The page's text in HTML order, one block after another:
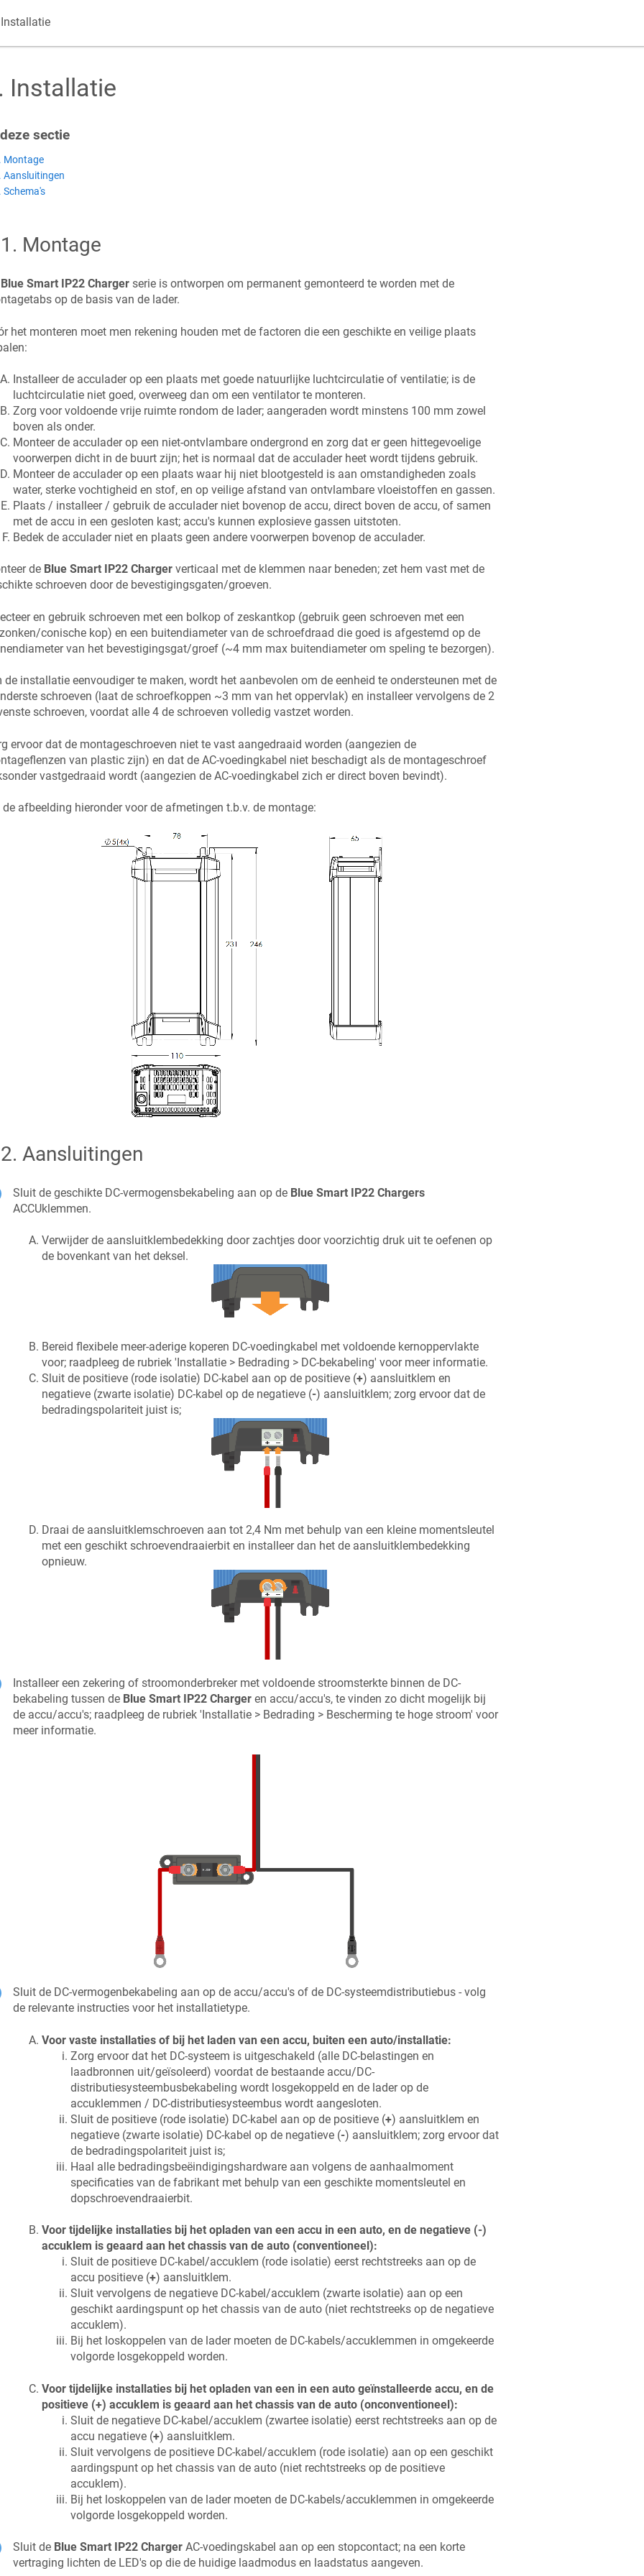
Installatie
Installatie
sectie
Montage
Aansluitingen
Schema's
. Montage
Blue Smart IP22 Charger serie is ontworpen om permanent gemonteerd te worden met de
op de basis van de lader.
het monteren moet men rekening houden met de factoren die een geschikte en veilige plaats
Installeer de acculader op een plaats met goede natuurlijke luchtcirculatie of ventilatie; is de
luchtcirculatie niet goed, overweeg dan om een ventilator te monteren.
Zorg voor voldoende vrije ruimte rondom de lader; aangeraden wordt minstens 100 mm zowel
boven als onder.
Monteer de acculader op een niet-ontvlambare ondergrond en zorg dat er geen hittegevoelige
voorwerpen dicht in de buurt zijn; het is normaal dat de acculader heet wordt tijdens gebruik.
Monteer de acculader op een plaats waar hij niet blootgesteld is aan omstandigheden zoals
water, sterke vochtigheid en stof, en op veilige afstand van ontvlambare vloeistoffen en gassen.
Plaats / installeer / gebruik de acculader niet bovenop de accu, direct boven de accu, of samen
met de accu in een gesloten kast; accu's kunnen explosieve gassen uitstoten.
Bedek de acculader niet en plaats geen andere voorwerpen bovenop de acculader.
de Blue Smart IP22 Charger verticaal met de klemmen naar beneden; zet hem vast met de
schroeven door de bevestigingsgaten/groeven.
en gebruik schroeven met een bolkop of zeskantkop (gebruik geen schroeven met een
conische kop) en een buitendiameter van de schroefdraad die goed is afgestemd op de
van het bevestigingsgat/groef (~4mm max buitendiameter om speling te bezorgen).
de installatie eenvoudiger te maken, wordt het aanbevolen om de eenheid te ondersteunen met de
schroeven (laat de schroefkoppen ~3 mm van het oppervlak) en installeer vervolgens de 2
schroeven, voordat alle 4 de schroeven volledig vastzet worden.
ervoor dat de montageschroeven niet te vast aangedraaid worden (aangezien de
van plastic zijn) en dat de AC-voedingkabel niet beschadigt als de montageschroef
vastgedraaid wordt (aangezien de AC-voedingkabel zich er direct boven bevindt).
de afbeelding hieronder voor de afmetingen t.b.v. de montage:
. Aansluitingen
Sluit de geschikte DC-vermogensbekabeling aan op de Blue Smart IP22 Chargers
ACCUklemmen.
Verwijder de aansluitklembedekking door zachtjes door voorzichtig druk uit te oefenen op
de bovenkant van het deksel.
Bereid flexibele meer-aderige koperen DC-voedingkabel met voldoende kernoppervlakte
voor; raadpleeg de rubriek 'Installatie > Bedrading > DC-bekabeling' voor meer informatie.
Sluit de positieve (rode isolatie) DC-kabel aan op de positieve (+) aansluitklem en
negatieve (zwarte isolatie) DC-kabel op de negatieve (-) aansluitklem; zorg ervoor dat de
bedradingspolariteit juist is;
Draai de aansluitklemschroeven aan tot 2,4 Nm met behulp van een kleine momentsleutel
met een geschikt schroevendraaierbit en installeer dan het de aansluitklembedekking
opnieuw.
Installeer een zekering of stroomonderbreker met voldoende stroomsterkte binnen de DC-
bekabeling tussen de Blue Smart IP22 Charger en accu/accu's, te vinden zo dicht mogelijk bij
de accu/accu's; raadpleeg de rubriek 'Installatie > Bedrading > Bescherming te hoge stroom' voor
meer informatie.
Sluit de DC-vermogenbekabeling aan op de accu/accu's of de DC-systeemdistributiebus - volg
de relevante instructies voor het installatietype.
Voor vaste installaties of bij het laden van een accu, buiten een auto/installatie:
Zorg ervoor dat het DC-systeem is uitgeschakeld (alle DC-belastingen en
laadbronnen uit/geïsoleerd) voordat de bestaande accu/DC-
distributiesysteembusbekabeling wordt losgekoppeld en de lader op de
accuklemmen / DC-distributiesysteembus wordt aangesloten.
Sluit de positieve (rode isolatie) DC-kabel aan op de positieve (+) aansluitklem en
negatieve (zwarte isolatie) DC-kabel op de negatieve (-) aansluitklem; zorg ervoor dat
de bedradingspolariteit juist is;
Haal alle bedradingsbeëindigingshardware aan volgens de aanhaalmoment
specificaties van de fabrikant met behulp van een geschikte momentsleutel en
dopschroevendraaierbit.
Voor tijdelijke installaties bij het opladen van een accu in een auto, en de negatieve (-)
accuklem is geaard aan het chassis van de auto (conventioneel):
Sluit de positieve DC-kabel/accuklem (rode isolatie) eerst rechtstreeks aan op de
accu positieve (+) aansluitklem.
Sluit vervolgens de negatieve DC-kabel/accuklem (zwarte isolatie) aan op een
geschikt aardingspunt op het chassis van de auto (niet rechtstreeks op de negatieve
accuklem).
Bij het loskoppelen van de lader moeten de DC-kabels/accuklemmen in omgekeerde
volgorde losgekoppeld worden.
Voor tijdelijke installaties bij het opladen van een in een auto geïnstalleerde accu, en de
positieve (+) accuklem is geaard aan het chassis van de auto (onconventioneel):
Sluit de negatieve DC-kabel/accuklem (zwartee isolatie) eerst rechtstreeks aan op de
accu negatieve (+) aansluitklem.
Sluit vervolgens de positieve DC-kabel/accuklem (rode isolatie) aan op een geschikt
aardingspunt op het chassis van de auto (niet rechtstreeks op de positieve
accuklem).
Bij het loskoppelen van de lader moeten de DC-kabels/accuklemmen in omgekeerde
volgorde losgekoppeld worden.
Sluit de Blue Smart IP22 Charger AC-voedingskabel aan op een stopcontact; na een korte
vertraging lichten de LED's op die de huidige laadmodus en laadstatus aangeven.